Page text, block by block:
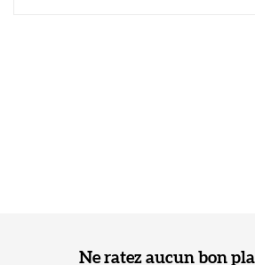
Ne ratez aucun bon